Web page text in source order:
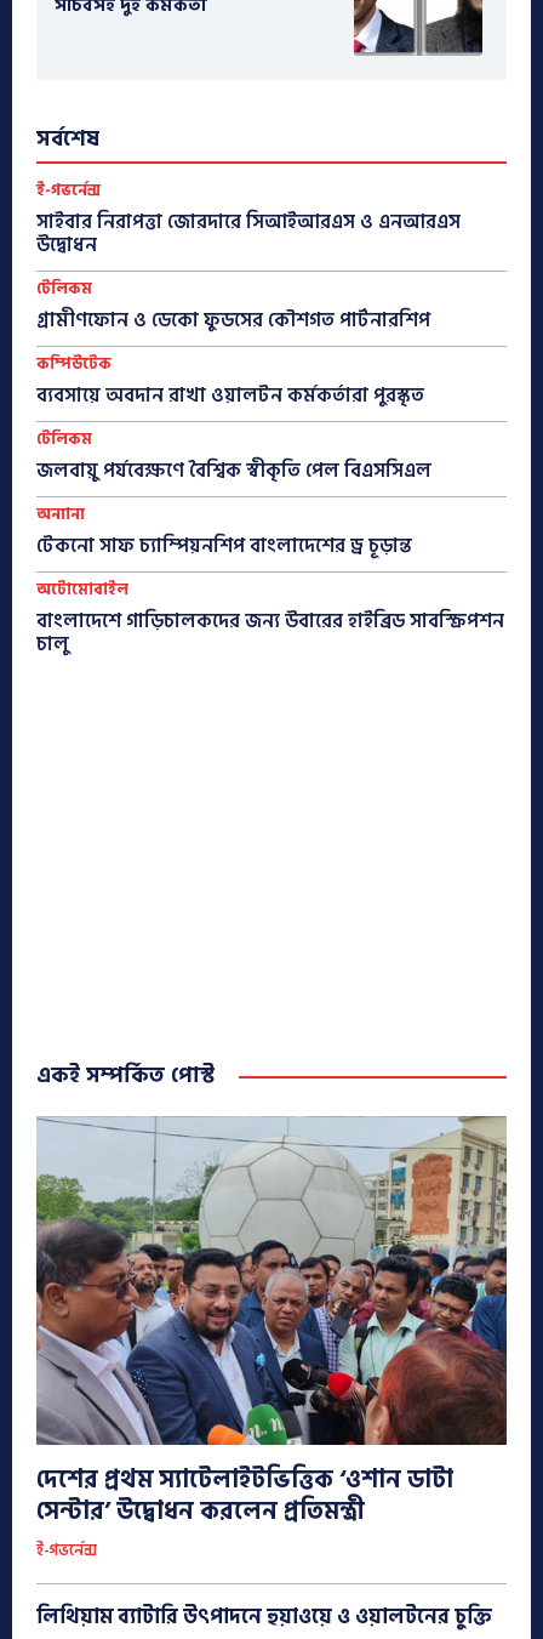
সর্বশেষ
ই-গভর্নেন্স
সাইবার নিরাপত্তা জোরদারে সিআইআরএস ও এনআরএস
উদ্বোধন
টেলিকম
গ্রামীণফোন ও ডেকো ফুডসের কৌশগত পার্টনারশিপ
কম্পিউটেক
ব্যবসায়ে অবদান রাখা ওয়ালটন কর্মকর্তারা পুরস্কৃত
টেলিকম
জলবায়ু পর্যবেক্ষণে বৈশ্বিক স্বীকৃতি পেল বিএসসিএল
অন্যান্য
টেকনো সাফ চ্যাম্পিয়নশিপ বাংলাদেশের ড্র চূড়ান্ত
অটোমোবাইল
বাংলাদেশে গাড়িচালকদের জন্য উবারের হাইব্রিড সাবস্ক্রিপশন
চালু
একই সম্পর্কিত পোস্ট
দেশের প্রথম স্যাটেলাইটভিত্তিক ‘ওশান ডাটা
সেন্টার’ উদ্বোধন করলেন প্রতিমন্ত্রী
ই-গভর্নেন্স
লিথিয়াম ব্যাটারি উৎপাদনে হুয়াওয়ে ও ওয়ালটনের চুক্তি